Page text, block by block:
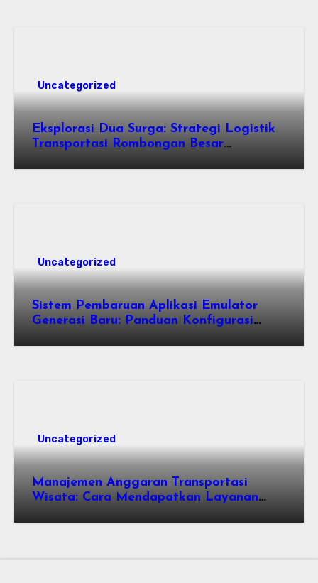
Uncategorized
Eksplorasi Dua Surga: Strategi Logistik
Transportasi Rombongan Besar
Uncategorized
Sistem Pembaruan Aplikasi Emulator
Generasi Baru: Panduan Konfigurasi
Uncategorized
Manajemen Anggaran Transportasi
Wisata: Cara Mendapatkan Layanan